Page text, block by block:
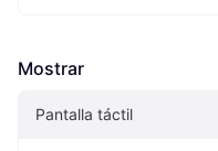
Mostrar
Pantalla táctil